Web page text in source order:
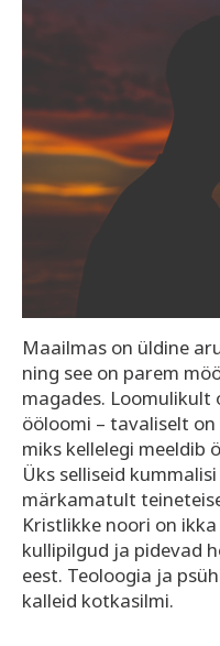
Maailmas on üldine
ning see on parem
magades. Loomulikult
ööloomi – tavaliselt
miks kellelegi meeldib
Üks selliseid
märkamatult
Kristlikke noori on
kullipilgud ja pidevad
eest. Teoloogia ja
kalleid kotkasilmi.